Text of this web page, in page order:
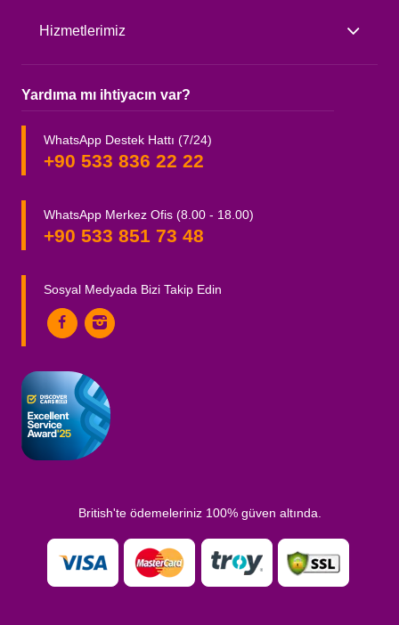
Hizmetlerimiz
Yardıma mı ihtiyacın var?
WhatsApp Destek Hattı (7/24)
+90 533 836 22 22
WhatsApp Merkez Ofis (8.00 - 18.00)
+90 533 851 73 48
Sosyal Medyada Bizi Takip Edin
British'te ödemeleriniz 100% güven altında.